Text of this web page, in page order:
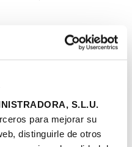
S.L.U.
para mejorar su
distinguirle de otros
de los
dos lotes de
trabajando la
CEIP San Juan de la
María Virgen
las actividades
y dedicación,